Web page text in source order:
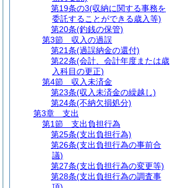
第19条の3(収納に関する事務を
委託することができる歳入等)
第20条(釣銭の保管)
第3節
収入の過誤
第21条(過誤納金の還付)
第22条(会計、会計年度または歳
入科目の更正)
第4節
収入未済金
第23条(収入未済金の繰越し)
第24条(不納欠損処分)
第3章
支出
第1節
支出負担行為
第25条(支出負担行為)
第26条(支出負担行為の事前合
議)
第27条(支出負担行為の変更等)
第28条(支出負担行為の調査事